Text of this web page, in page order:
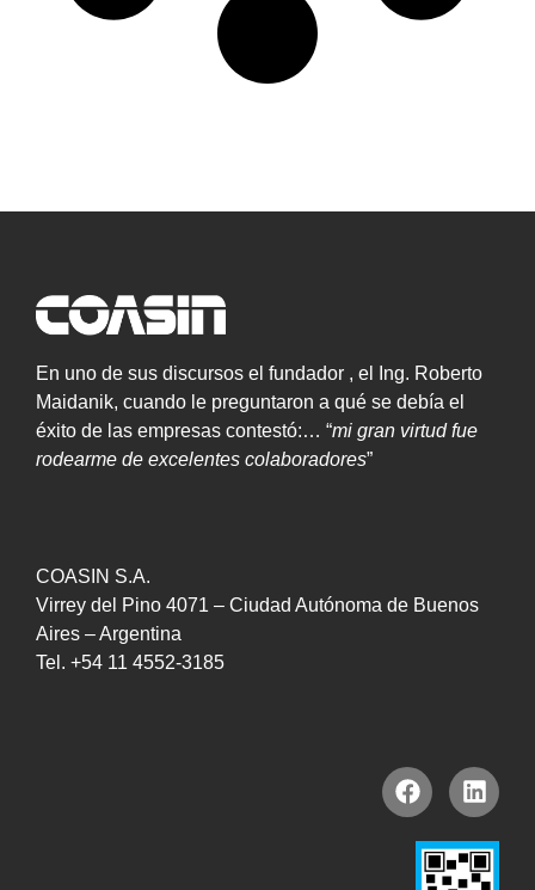
En uno de sus discursos el fundador , el Ing. Roberto
Maidanik, cuando le preguntaron a qué se debía el
éxito de las empresas contestó:… “mi gran virtud fue
rodearme de excelentes colaboradores”
COASIN S.A.
Virrey del Pino 4071 – Ciudad Autónoma de Buenos
Aires – Argentina
Tel. +54 11 4552-3185